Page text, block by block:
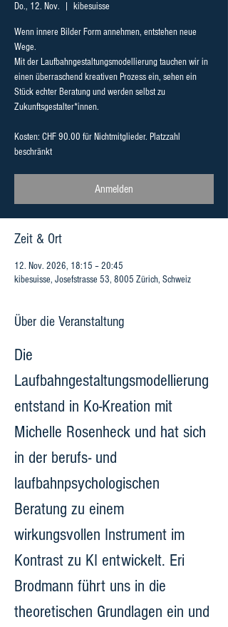
Do., 12. Nov. kibesuisse
Wenn innere Bilder Form annehmen, entstehen neue
Wege.
Mit der Laufbahngestaltungsmodellierung tauchen wir in
einen überraschend kreativen Prozess ein, sehen ein
Stück echter Beratung und werden selbst zu
Zukunftsgestalter*innen.
Kosten: CHF 90.00 für Nichtmitglieder. Platzzahl
Anmelden
Zeit & Ort
12. Nov. 2026, 18:15 – 20:45
kibesuisse, Josefstrasse 53, 8005 Zürich, Schweiz
Über die Veranstaltung
Die
Laufbahngestaltungsmodellierung
entstand in Ko-Kreation mit
Michelle Rosenheck und hat sich
in der berufs- und
laufbahnpsychologischen
Beratung zu einem
wirkungsvollen Instrument im
Kontrast zu KI entwickelt. Eri
Brodmann führt uns in die
theoretischen Grundlagen ein und